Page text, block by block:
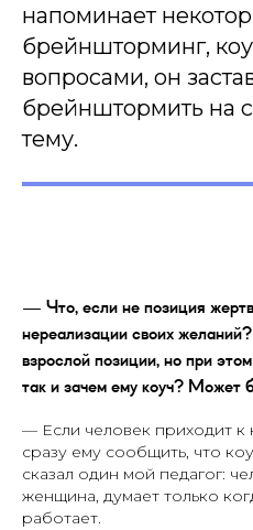
напоминает
брейншторминг,
вопросами, он
брейнштормить на
тему.
— Что, если не позиция
нереализации своих
взрослой позиции, но при
так и зачем ему коуч? Может
— Если человек приходит к
сразу ему сообщить, что
сказал один мой педагог:
женщина, думает только
работает.